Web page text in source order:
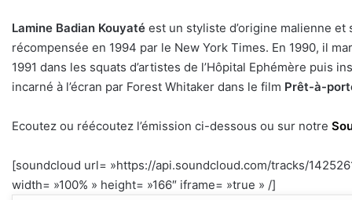
Lamine Badian Kouyaté est un styliste d’origine malienne
récompensée en 1994 par le New York Times. En 1990, il
1991 dans les squats d’artistes de l’Hôpital Ephémère puis
incarné à l’écran par Forest Whitaker dans le film Prêt-à-
Ecoutez ou réécoutez l’émission ci-dessous ou sur notre
[soundcloud url= »https://api.soundcloud.com/tracks/
width= »100% » height= »166″ iframe= »true » /]